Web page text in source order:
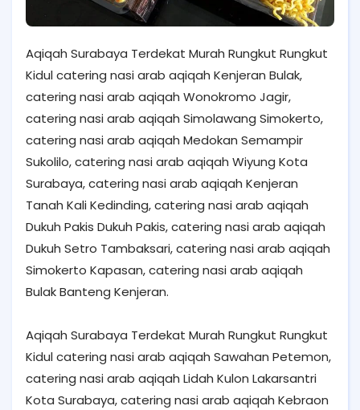
Aqiqah Surabaya Terdekat Murah Rungkut Rungkut
Kidul catering nasi arab aqiqah Kenjeran Bulak,
catering nasi arab aqiqah Wonokromo Jagir,
catering nasi arab aqiqah Simolawang Simokerto,
catering nasi arab aqiqah Medokan Semampir
Sukolilo, catering nasi arab aqiqah Wiyung Kota
Surabaya, catering nasi arab aqiqah Kenjeran
Tanah Kali Kedinding, catering nasi arab aqiqah
Dukuh Pakis Dukuh Pakis, catering nasi arab aqiqah
Dukuh Setro Tambaksari, catering nasi arab aqiqah
Simokerto Kapasan, catering nasi arab aqiqah
Bulak Banteng Kenjeran.
Aqiqah Surabaya Terdekat Murah Rungkut Rungkut
Kidul catering nasi arab aqiqah Sawahan Petemon,
catering nasi arab aqiqah Lidah Kulon Lakarsantri
Kota Surabaya, catering nasi arab aqiqah Kebraon